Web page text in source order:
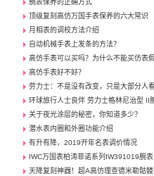
腕表保养的正确方式
顶级复刻高仿万国手表保养的六大常识
月相表的调校方法介绍
自动机械手表上发条的方法？
高仿手表可以买吗？为什么不能买仿表
高仿手表好不好？
劳力士：不是没有改变，只是大部分人
环球旅行人士良伴 劳力士格林尼治型 II
关于夜光涂层的秘密，你知道多少？
潜水表内圈和外圈功能介绍
有升有降，2019开年名表调价情况
IWC万国表柏涛菲诺系列IW391019腕表
天降复刻神器！超A高仿理查德米勒骷